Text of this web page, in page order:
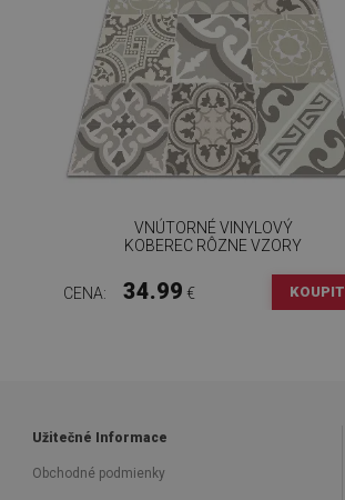
VNÚTORNÉ VINYLOVÝ
KOBEREC RÔZNE VZORY
CENA: 34.99 € KOUPIT
Užitečné Informace
Obchodné podmienky